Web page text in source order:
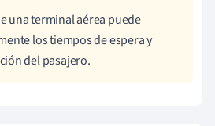
una terminal aérea puede
los tiempos de espera y
del pasajero.